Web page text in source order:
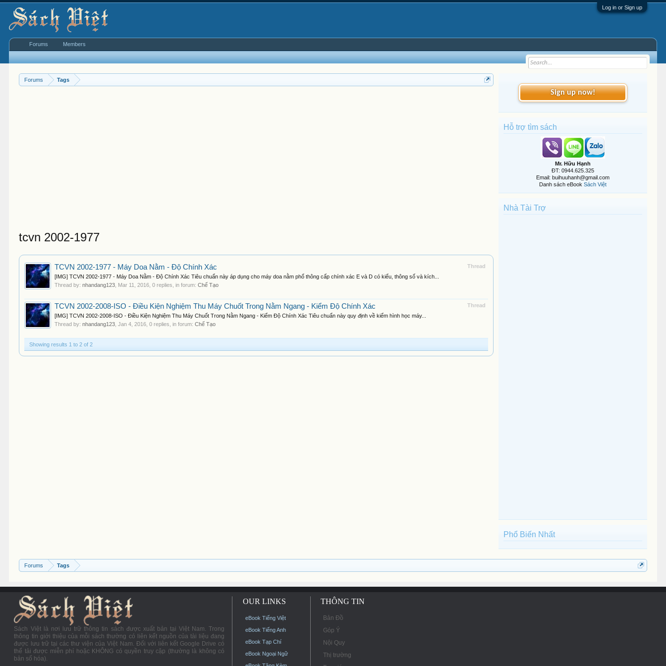
Log in or Sign up
Forums Tags
tcvn 2002-1977
Thread
TCVN 2002-1977 - Máy Doa Nằm - Độ Chính Xác
[IMG] TCVN 2002-1977 - Máy Doa Nằm - Độ Chính Xác Tiêu chuẩn này áp dụng cho máy doa nằm phổ thông cấp chính xác E và D có kiểu, thông số và kích...
Thread by:nhandang123 Mar 11, 2016 , 0 replies, in forum:Chế Tạo
Thread
TCVN 2002-2008-ISO - Điều Kiện Nghiệm Thu Máy Chuốt Trong Nằm Ngang - Kiểm Độ Chính Xác
[IMG] TCVN 2002-2008-ISO - Điều Kiện Nghiệm Thu Máy Chuốt Trong Nằm Ngang - Kiểm Độ Chính Xác Tiêu chuẩn này quy định về kiểm hình học máy...
Thread by:nhandang123 ,Jan 4, 2016 , 0 replies, in forum:Chế Tạo
Showing results 1 to 2 of 2
Sign up now!
Hỗ trợ tìm sách
Mr. Hữu Hạnh
ĐT: 0944.625.325
Email: buihuuhanh@gmail.com
Danh sách eBook Sách Việt
Nhà Tài Trợ
Phổ Biến Nhất
Forums Tags
Forums Members
Sách Việt là nơi lưu trữ thông tin sách được xuất bản tại Việt Nam. Trong
thông tin giới thiệu của mỗi sách thường có liên kết nguồn của tài liệu đang
được lưu trữ tại các thư viện của Việt Nam. Đối với liên kết Google Drive có
thể tải được miễn phí hoặc KHÔNG có quyền truy cập (thường là không có
bản số hóa).
OUR LINKS
eBook Tiếng Việt
eBook Tiếng Anh
eBook Tạp Chí
eBook Ngoại Ngữ
THÔNG TIN
Bản Đồ
Góp Ý
Nội Quy
Thị trường